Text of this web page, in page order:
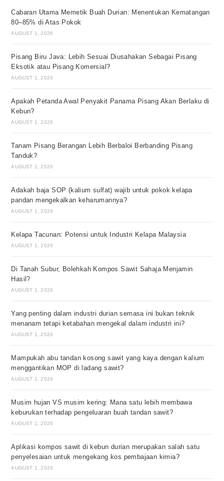
Cabaran Utama Memetik Buah Durian: Menentukan Kematangan
80–85% di Atas Pokok
AUGUST 1, 2026
Pisang Biru Java: Lebih Sesuai Diusahakan Sebagai Pisang
Eksotik atau Pisang Komersial?
AUGUST 1, 2026
Apakah Petanda Awal Penyakit Panama Pisang Akan Berlaku di
Kebun?
AUGUST 1, 2026
Tanam Pisang Berangan Lebih Berbaloi Berbanding Pisang
Tanduk?
AUGUST 1, 2026
Adakah baja SOP (kalium sulfat) wajib untuk pokok kelapa
pandan mengekalkan keharumannya?
AUGUST 1, 2026
Kelapa Tacunan: Potensi untuk Industri Kelapa Malaysia
AUGUST 1, 2026
Di Tanah Subur, Bolehkah Kompos Sawit Sahaja Menjamin
Hasil?
AUGUST 1, 2026
Yang penting dalam industri durian semasa ini bukan teknik
menanam tetapi ketabahan mengekal dalam industri ini?
AUGUST 1, 2026
Mampukah abu tandan kosong sawit yang kaya dengan kalium
menggantikan MOP di ladang sawit?
AUGUST 1, 2026
Musim hujan VS musim kering: Mana satu lebih membawa
keburukan terhadap pengeluaran buah tandan sawit?
AUGUST 1, 2026
Aplikasi kompos sawit di kebun durian merupakan salah satu
penyelesaian untuk mengekang kos pembajaan kimia?
AUGUST 1, 2026